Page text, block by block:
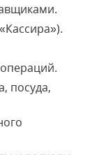
посуда,